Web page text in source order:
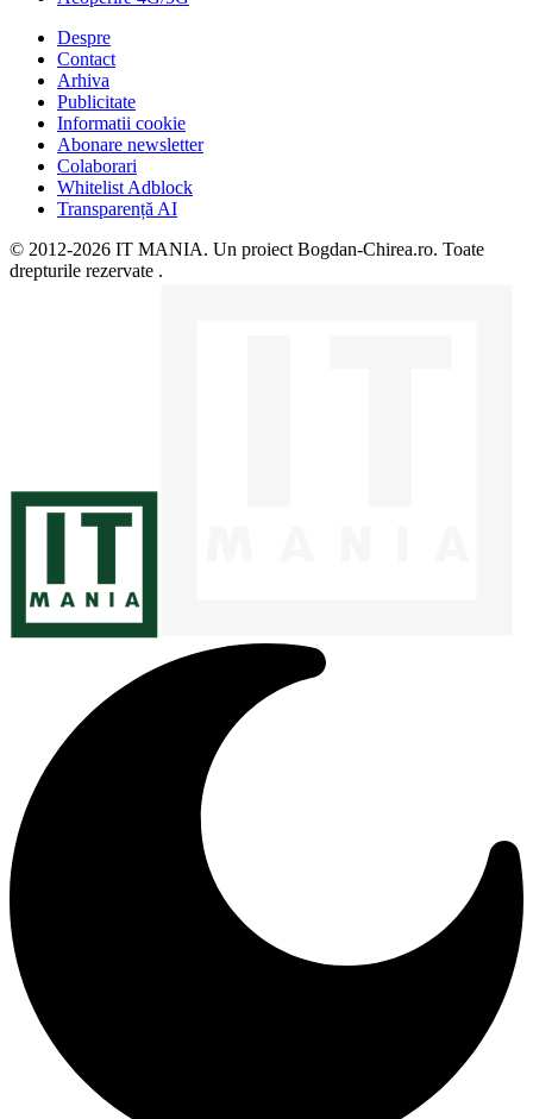
Despre
Contact
Arhiva
Publicitate
Informatii cookie
Abonare newsletter
Colaborari
Whitelist Adblock
Transparență AI
© 2012-2026 IT MANIA. Un proiect Bogdan-Chirea.ro. Toate
drepturile rezervate .